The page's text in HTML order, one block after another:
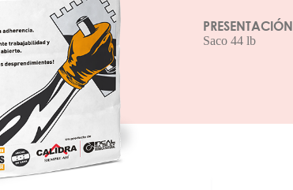
PRESENTACIÓN
Saco 44 lb